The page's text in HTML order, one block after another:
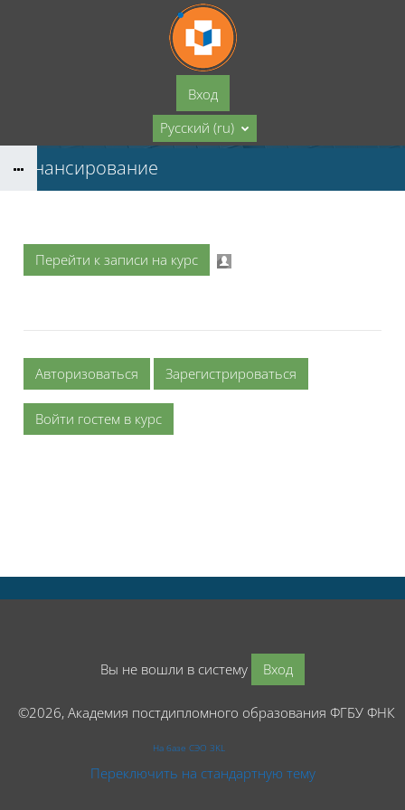
Перейти к основному содержанию
Вход
Русский ‎(ru)‎
Финансирование
Перейти к записи на курс
Авторизоваться Зарегистрироваться
Войти гостем в курс
Вы не вошли в систему Вход
©2026, Академия постдипломного образования ФГБУ
На базе СЭО 3KL
Переключить на стандартную тему